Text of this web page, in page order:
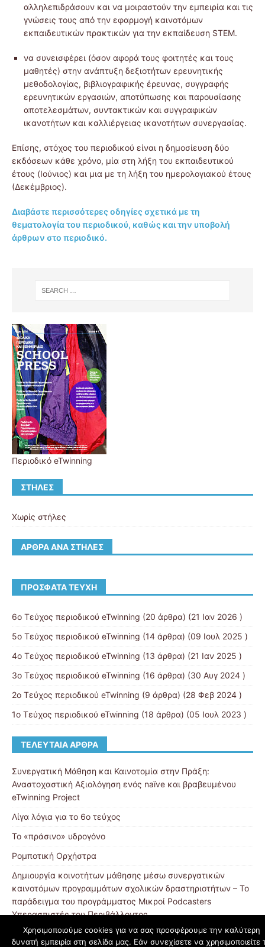
αλληλεπιδράσουν και να μοιραστούν την εμπειρία και τις
γνώσεις τους από την εφαρμογή καινοτόμων
εκπαιδευτικών πρακτικών για την εκπαίδευση STEM.
να συνεισφέρει (όσον αφορά τους φοιτητές και τους
μαθητές) στην ανάπτυξη δεξιοτήτων ερευνητικής
μεθοδολογίας, βιβλιογραφικής έρευνας, συγγραφής
ερευνητικών εργασιών, αποτύπωσης και παρουσίασης
αποτελεσμάτων, συντακτικών και συγγραφικών
ικανοτήτων και καλλιέργειας ικανοτήτων συνεργασίας.
Επίσης, στόχος του περιοδικού είναι η δημοσίευση δύο
εκδόσεων κάθε χρόνο, μία στη λήξη του εκπαιδευτικού
έτους (Ιούνιος) και μια με τη λήξη του ημερολογιακού έτους
(Δεκέμβριος).
Διαβάστε περισσότερες οδηγίες σχετικά με τη
θεματολογία του περιοδικού, καθώς και την υποβολή
άρθρων στο περιοδικό.
Περιοδικό eTwinning
ΣΤΉΛΕΣ
Χωρίς στήλες
ΆΡΘΡΑ ΑΝΆ ΣΤΉΛΕΣ
ΠΡΌΣΦΑΤΑ ΤΕΎΧΗ
6ο Τεύχος περιοδικού eTwinning (20 άρθρα) (21 Ιαν 2026 )
5ο Τεύχος περιοδικού eTwinning (14 άρθρα) (09 Ιουλ 2025 )
4ο Τεύχος περιοδικού eTwinning (13 άρθρα) (21 Ιαν 2025 )
3ο Τεύχος περιοδικού eTwinning (16 άρθρα) (30 Αυγ 2024 )
2ο Τεύχος περιοδικού eTwinning (9 άρθρα) (28 Φεβ 2024 )
1ο Τεύχος περιοδικού eTwinning (18 άρθρα) (05 Ιουλ 2023 )
ΤΕΛΕΥΤΑΊΑ ΆΡΘΡΑ
Συνεργατική Μάθηση και Καινοτομία στην Πράξη:
Αναστοχαστική Αξιολόγηση ενός naïve και βραβευμένου
eTwinning Project
Λίγα λόγια για το 6ο τεύχος
Το «πράσινο» υδρογόνο
Ρομποτική Ορχήστρα
Δημιουργία κοινοτήτων μάθησης μέσω συνεργατικών
καινοτόμων προγραμμάτων σχολικών δραστηριοτήτων – Το
παράδειγμα του προγράμματος Μικροί Podcasters
Υπερασπιστές του Περιβάλλοντος
Χρησιμοποιούμε cookies για να σας προσφέρουμε την καλύτερη
δυνατή εμπειρία στη σελίδα μας. Εάν συνεχίσετε να χρησιμοποιείτε